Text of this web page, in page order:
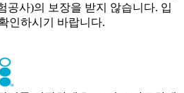
공사)의 보장을 받지 않습니다. 입
인하시기 바랍니다.